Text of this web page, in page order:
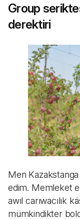
Group
derektiri
Men Kazakstanga
edim. Memleket
awıl carıwacılık
mümkindikter